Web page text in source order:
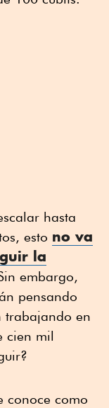
hasta
esto no va
la
embargo,
pensando
trabajando en
cien mil
conoce como